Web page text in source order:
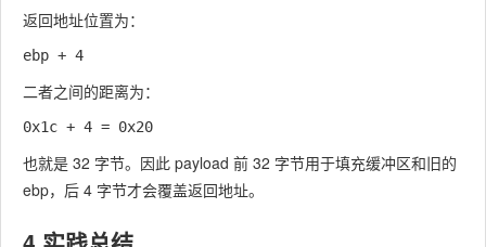
返回地址位置为：
二者之间的距离为：
也就是 32 字节。因此 payload 前 32 字节用于填充缓冲区和旧的
ebp，后 4 字节才会覆盖返回地址。